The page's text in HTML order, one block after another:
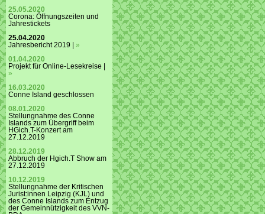
25.05.2020
Corona: Öffnungszeiten und
Jahrestickets
25.04.2020
Jahresbericht 2019 | »
01.04.2020
Projekt für Online-Lesekreise |
»
16.03.2020
Conne Island geschlossen
08.01.2020
Stellungnahme des Conne
Islands zum Übergriff beim
HGich.T-Konzert am
27.12.2019
28.12.2019
Abbruch der Hgich.T Show am
27.12.2019
10.12.2019
Stellungnahme der Kritischen
Jurist:innen Leipzig (KJL) und
des Conne Islands zum Entzug
der Gemeinnützigkeit des VVN-